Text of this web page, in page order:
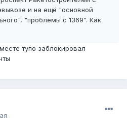
и на ещё "основной
"проблемы с 1369". Как
тупо заблокировал